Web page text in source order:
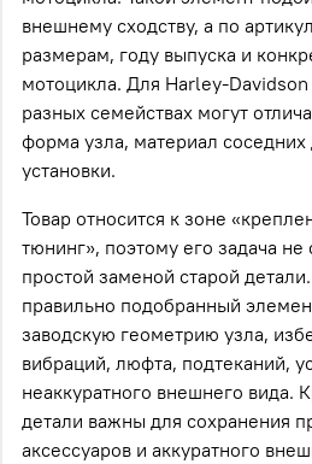
внешнему сходству, а по
размерам, году выпуска и
мотоцикла. Для Harley-
разных семействах могут
форма узла, материал
установки.
Товар относится к зоне
тюнинг», поэтому его задача не
простой заменой старой
правильно подобранный
заводскую геометрию узла,
вибраций, люфта, подтеканий,
неаккуратного внешнего
детали важны для сохранения
аксессуаров и аккуратного